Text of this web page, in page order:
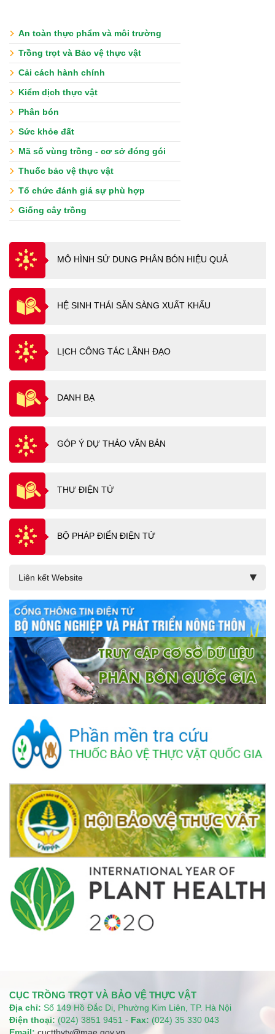
An toàn thực phẩm và môi trường
Trồng trọt và Bảo vệ thực vật
Cải cách hành chính
Kiểm dịch thực vật
Phân bón
Sức khỏe đất
Mã số vùng trồng - cơ sở đóng gói
Thuốc bảo vệ thực vật
Tổ chức đánh giá sự phù hợp
Giống cây trồng
MÔ HÌNH SỬ DUNG PHÂN BÓN HIỆU QUẢ
HỆ SINH THÁI SẴN SÀNG XUẤT KHẨU
LỊCH CÔNG TÁC LÃNH ĐẠO
DANH BẠ
GÓP Ý DỰ THẢO VĂN BẢN
THƯ ĐIỆN TỬ
BỘ PHÁP ĐIỂN ĐIỆN TỬ
CỤC TRỒNG TRỌT VÀ BẢO VỆ THỰC VẬT
Địa chỉ: Số 149 Hồ Đắc Di, Phường Kim Liên, TP. Hà Nội
Điện thoại: (024) 3851 9451 - Fax: (024) 35 330 043
Email: cucttbvtv@mae.gov.vn